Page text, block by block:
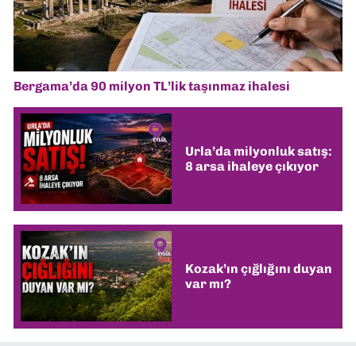
Bergama’da 90 milyon TL’lik taşınmaz ihalesi
Urla’da milyonluk satış:
8 arsa ihaleye çıkıyor
Kozak’ın çığlığını duyan
var mı?